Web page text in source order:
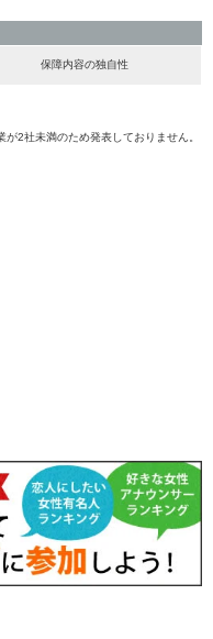
保障内容の独自性
2社未満のため発表しておりません。